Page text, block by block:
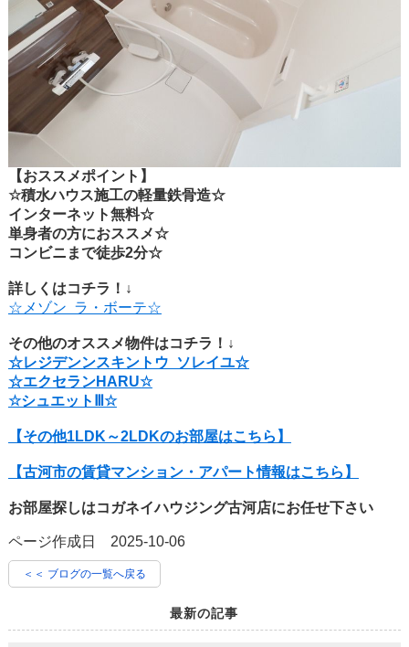
【おススメポイント】
☆積水ハウス施工の軽量鉄骨造☆
インターネット無料☆
単身者の方におススメ☆
コンビニまで徒歩2分☆
詳しくはコチラ！↓
☆メゾン ラ・ボーテ☆
その他のオススメ物件はコチラ！↓
☆レジデンンスキントウ ソレイユ☆
☆エクセランHARU☆
☆シュエットⅢ☆
【その他1LDK～2LDKのお部屋はこちら】
【古河市の賃貸マンション・アパート情報はこちら】
お部屋探しはコガネイハウジング古河店にお任せ下さい
ページ作成日 2025-10-06
＜＜ ブログの一覧へ戻る
最新の記事